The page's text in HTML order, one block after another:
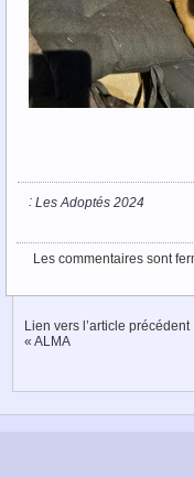
: Les Adoptés 2024
Les commentaires sont
Lien vers l’article précédent
« ALMA